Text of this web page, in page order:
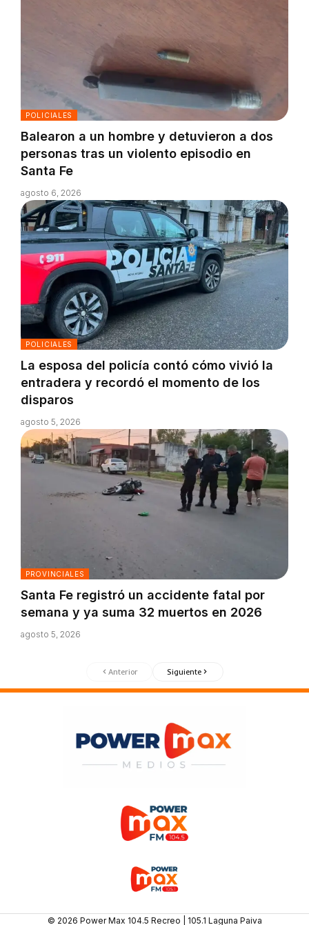
POLICIALES
Balearon a un hombre y detuvieron a dos
personas tras un violento episodio en
Santa Fe
agosto 6, 2026
POLICIALES
La esposa del policía contó cómo vivió la
entradera y recordó el momento de los
disparos
agosto 5, 2026
PROVINCIALES
Santa Fe registró un accidente fatal por
semana y ya suma 32 muertos en 2026
agosto 5, 2026
Anterior Siguiente
© 2026 Power Max 104.5 Recreo | 105.1 Laguna Paiva